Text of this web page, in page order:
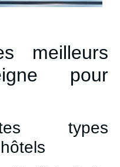
meilleurs
pour
types